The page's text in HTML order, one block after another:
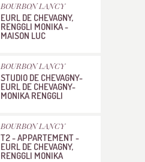
BOURBON LANCY
EURL DE CHEVAGNY,
RENGGLI MONIKA -
MAISON LUC
BOURBON LANCY
STUDIO DE CHEVAGNY-
EURL DE CHEVAGNY-
MONIKA RENGGLI
BOURBON LANCY
T2 - APPARTEMENT -
EURL DE CHEVAGNY,
RENGGLI MONIKA